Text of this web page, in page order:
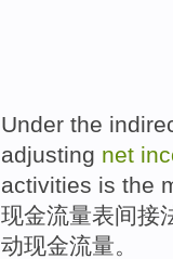
Under the
adjusting net
activities is the
现金流量表间接
动现金流量。